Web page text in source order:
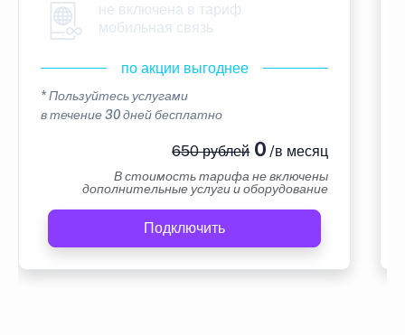
не включена в тариф
мобильная связь
по акции выгоднее
* Пользуйтесь услугами
в течение 30 дней бесплатно
650 рублей0 /в месяц
В стоимость тарифа не включены
дополнительные услуги и оборудование
Подключить